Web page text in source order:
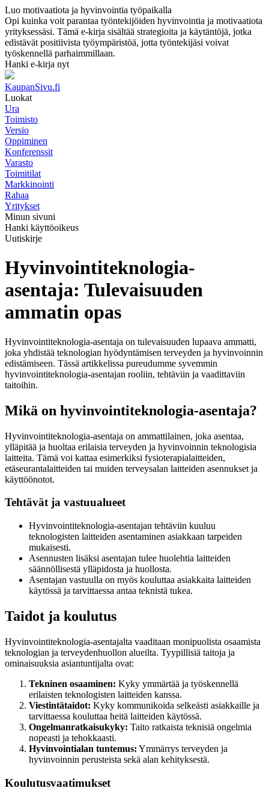
Luo motivaatiota ja hyvinvointia työpaikalla
Opi kuinka voit parantaa työntekijöiden hyvinvointia ja motivaatiota
yrityksessäsi. Tämä e-kirja sisältää strategioita ja käytäntöjä, jotka
edistävät positiivista työympäristöä, jotta työntekijäsi voivat
työskennellä parhaimmillaan.
Hanki e-kirja nyt
KaupanSivu.fi
Luokat
Ura
Toimisto
Versio
Oppiminen
Konferenssit
Varasto
Toimitilat
Markkinointi
Rahaa
Yritykset
Minun sivuni
Hanki käyttöoikeus
Uutiskirje
Hyvinvointiteknologia-
asentaja: Tulevaisuuden
ammatin opas
Hyvinvointiteknologia-asentaja on tulevaisuuden lupaava ammatti,
joka yhdistää teknologian hyödyntämisen terveyden ja hyvinvoinnin
edistämiseen. Tässä artikkelissa pureudumme syvemmin
hyvinvointiteknologia-asentajan rooliin, tehtäviin ja vaadittaviin
taitoihin.
Mikä on hyvinvointiteknologia-asentaja?
Hyvinvointiteknologia-asentaja on ammattilainen, joka asentaa,
ylläpitää ja huoltaa erilaisia terveyden ja hyvinvoinnin teknologisia
laitteita. Tämä voi kattaa esimerkiksi fysioterapialaitteiden,
etäseurantalaitteiden tai muiden terveysalan laitteiden asennukset ja
käyttöönotot.
Tehtävät ja vastuualueet
Hyvinvointiteknologia-asentajan tehtäviin kuuluu
teknologisten laitteiden asentaminen asiakkaan tarpeiden
mukaisesti.
Asennusten lisäksi asentajan tulee huolehtia laitteiden
säännöllisestä ylläpidosta ja huollosta.
Asentajan vastuulla on myös kouluttaa asiakkaita laitteiden
käytössä ja tarvittaessa antaa teknistä tukea.
Taidot ja koulutus
Hyvinvointiteknologia-asentajalta vaaditaan monipuolista osaamista
teknologian ja terveydenhuollon alueilta. Tyypillisiä taitoja ja
ominaisuuksia asiantuntijalta ovat:
Tekninen osaaminen: Kyky ymmärtää ja työskennellä
erilaisten teknologisten laitteiden kanssa.
Viestintätaidot: Kyky kommunikoida selkeästi asiakkaille ja
tarvittaessa kouluttaa heitä laitteiden käytössä.
Ongelmanratkaisukyky: Taito ratkaista teknisiä ongelmia
nopeasti ja tehokkaasti.
Hyvinvointialan tuntemus: Ymmärrys terveyden ja
hyvinvoinnin perusteista sekä alan kehityksestä.
Koulutusvaatimukset